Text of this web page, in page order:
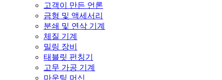
고객이 만든 언론
금형 및 액세서리
분쇄 및 연삭 기계
체질 기계
밀링 장비
태블릿 펀칭기
고무 가공 기계
마운팅 머신